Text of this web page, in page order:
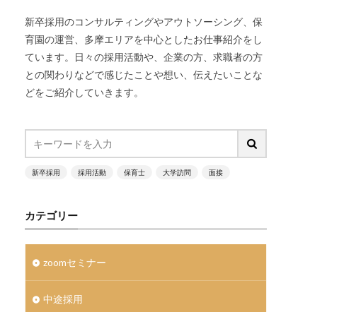
新卒採用のコンサルティングやアウトソーシング、保
育園の運営、多摩エリアを中心としたお仕事紹介をし
ています。日々の採用活動や、企業の方、求職者の方
との関わりなどで感じたことや想い、伝えたいことな
どをご紹介していきます。
新卒採用 採用活動 保育士 大学訪問 面接
カテゴリー
zoomセミナー
中途採用
象が悪くなった
保育士のキャリアップ
祉求人
圧迫面接
意識が高い
新卒採用×Zoom
母集団形成
福利厚生
な学生